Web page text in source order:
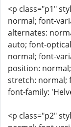
<p class="p1"
normal; font-
alternates:
auto; font-
normal; font-
position:
stretch: normal;
font-family:
<p class="p2"